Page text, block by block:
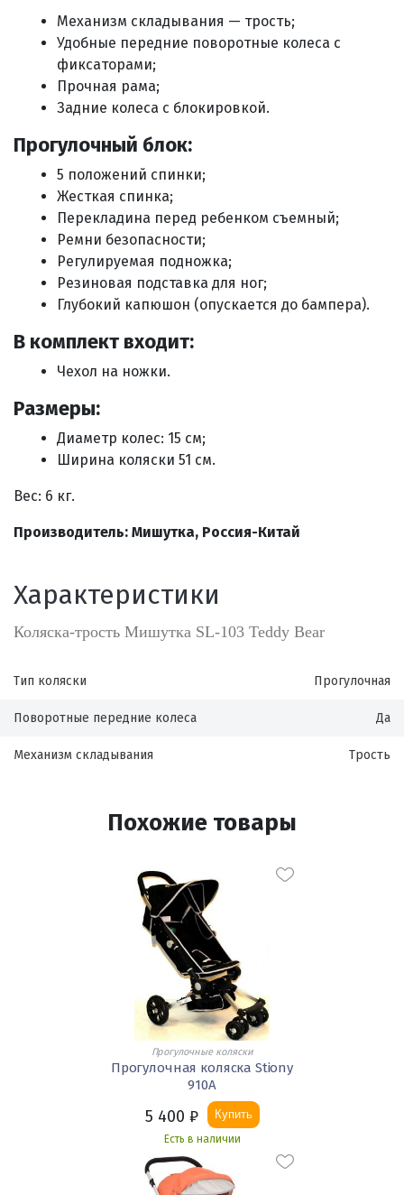
Механизм складывания — трость;
Удобные передние поворотные колеса с
фиксаторами;
Прочная рама;
Задние колеса с блокировкой.
Прогулочный блок:
5 положений спинки;
Жесткая спинка;
Перекладина перед ребенком съемный;
Ремни безопасности;
Регулируемая подножка;
Резиновая подставка для ног;
Глубокий капюшон (опускается до бампера).
В комплект входит:
Чехол на ножки.
Размеры:
Диаметр колес: 15 см;
Ширина коляски 51 см.
Вес: 6 кг.
Производитель: Мишутка, Россия-Китай
Характеристики
Коляска-трость Мишутка SL-103 Teddy Bear
Тип коляски Прогулочная
Поворотные передние колеса Да
Механизм складывания Трость
Похожие товары
Прогулочные коляски
Прогулочная коляска Stiony
910А
5 400 ₽ Купить
Есть в наличии